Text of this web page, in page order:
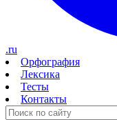
.ru
Орфография
Лексика
Тесты
Контакты